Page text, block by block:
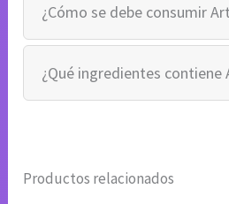
¿Cómo se debe consumir
¿Qué ingredientes contiene
Productos relacionados